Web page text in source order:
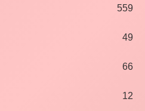
559
49
66
12